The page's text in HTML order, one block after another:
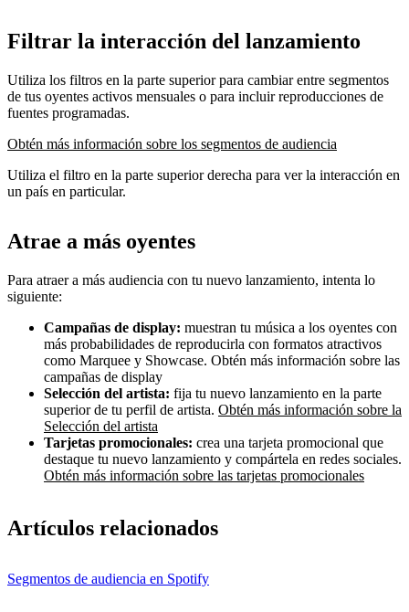
Filtrar la interacción del lanzamiento
Utiliza los filtros en la parte superior para cambiar entre segmentos
de tus oyentes activos mensuales o para incluir reproducciones de
fuentes programadas.
Obtén más información sobre los segmentos de audiencia
Utiliza el filtro en la parte superior derecha para ver la interacción en
un país en particular.
Atrae a más oyentes
Para atraer a más audiencia con tu nuevo lanzamiento, intenta lo
siguiente:
Campañas de display: muestran tu música a los oyentes con
más probabilidades de reproducirla con formatos atractivos
como Marquee y Showcase. Obtén más información sobre las
campañas de display
Selección del artista: fija tu nuevo lanzamiento en la parte
superior de tu perfil de artista. Obtén más información sobre la
Selección del artista
Tarjetas promocionales: crea una tarjeta promocional que
destaque tu nuevo lanzamiento y compártela en redes sociales.
Obtén más información sobre las tarjetas promocionales
Artículos relacionados
Segmentos de audiencia en Spotify